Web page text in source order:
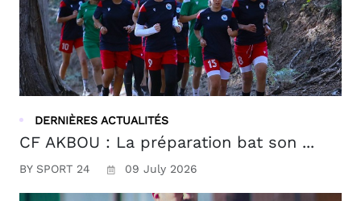
DERNIÈRES ACTUALITÉS
CF AKBOU : La préparation bat son ...
BY SPORT 24 09 July 2026